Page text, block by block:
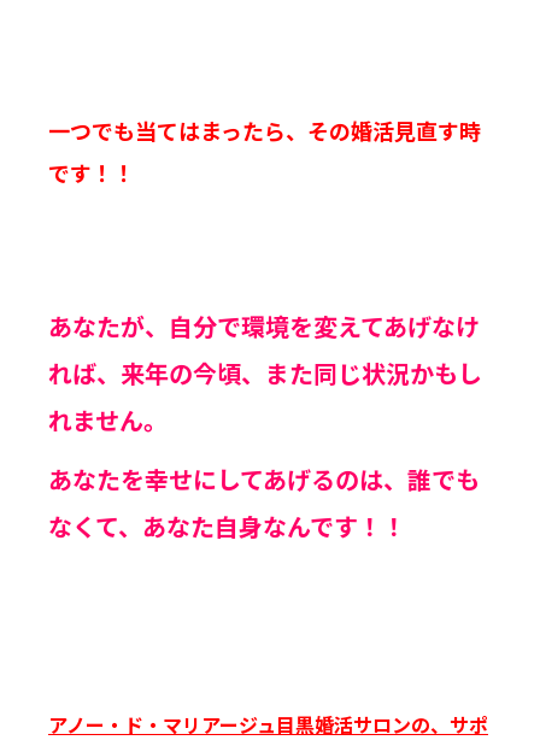
一つでも当てはまったら、その婚活見直す時
です！！
あなたが、自分で環境を変えてあげなけ
れば、来年の今頃、また同じ状況かもし
れません。
あなたを幸せにしてあげるのは、誰でも
なくて、あなた自身なんです！！
アノー・ド・マリアージュ目黒婚活サロンの、サポ